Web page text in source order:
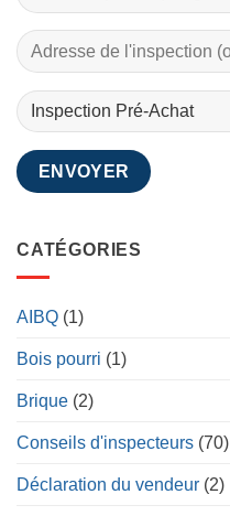
CATÉGORIES
AIBQ (1)
Bois pourri (1)
Brique (2)
Conseils d'inspecteurs (70)
Déclaration du vendeur (2)